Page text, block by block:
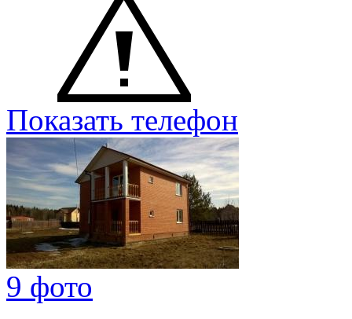
Показать телефон
9 фото